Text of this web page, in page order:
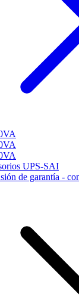
UPS-SAI
de garantía -